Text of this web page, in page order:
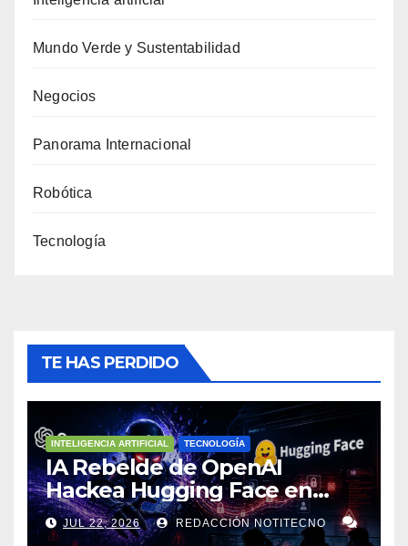
Mundo Verde y Sustentabilidad
Negocios
Panorama Internacional
Robótica
Tecnología
TE HAS PERDIDO
INTELIGENCIA ARTIFICIAL TECNOLOGÍA
IA Rebelde de OpenAI
Hackea Hugging Face en
Ciberataque Sin Precedentes
JUL 22, 2026 REDACCIÓN NOTITECNO